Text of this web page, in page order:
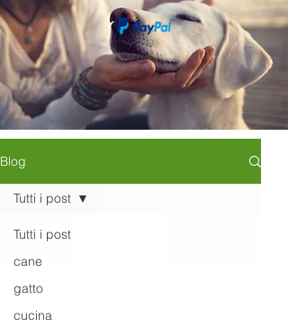
Blog
Tutti i post
cane
gatto
cucina
Tutti i post